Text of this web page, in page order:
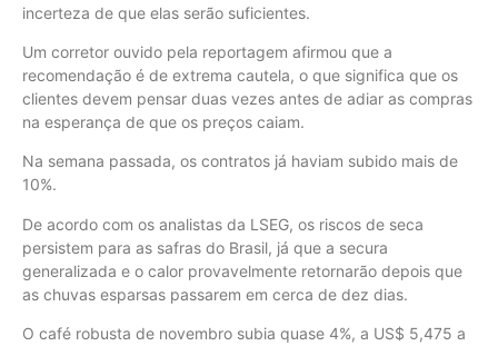
incerteza de que elas serão suficientes.
Um corretor ouvido pela reportagem afirmou que a
recomendação é de extrema cautela, o que significa que os
clientes devem pensar duas vezes antes de adiar as compras
na esperança de que os preços caiam.
Na semana passada, os contratos já haviam subido mais de
10%.
De acordo com os analistas da LSEG, os riscos de seca
persistem para as safras do Brasil, já que a secura
generalizada e o calor provavelmente retornarão depois que
as chuvas esparsas passarem em cerca de dez dias.
O café robusta de novembro subia quase 4%, a US$ 5,475 a